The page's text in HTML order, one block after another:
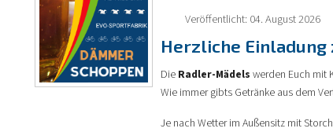
Veröffentlicht: 04. August 2026
Herzliche Einladung
Die Radler-Mädels werden Euch mit
Wie immer gibts Getränke aus dem
Je nach Wetter im Außensitz mit